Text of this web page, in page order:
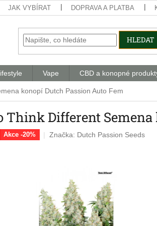
JAK VYBÍRAT DOPRAVA A PLATBA
HLEDAT
Vape CBD a konopné
konopí Dutch Passion Auto Fem
Think Different
Akce -20% Značka: Dutch Passion Seeds